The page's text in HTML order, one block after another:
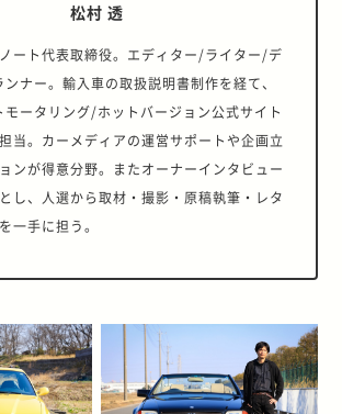
松村 透
ート代表取締役。エディター/ライター/デ
ナー。輸入車の取扱説明書制作を経て、
ータリング/ホットバージョン公式サイト
当。カーメディアの運営サポートや企画立
ンが得意分野。またオーナーインタビュー
し、人選から取材・撮影・原稿執筆・レタ
一手に担う。